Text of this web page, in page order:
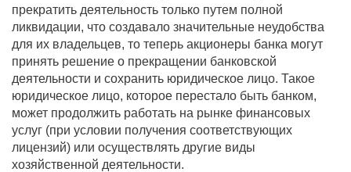
прекратить деятельность только путем полной
ликвидации, что создавало значительные неудобства
для их владельцев, то теперь акционеры банка могут
принять решение о прекращении банковской
деятельности и сохранить юридическое лицо. Такое
юридическое лицо, которое перестало быть банком,
может продолжить работать на рынке финансовых
услуг (при условии получения соответствующих
лицензий) или осуществлять другие виды
хозяйственной деятельности.